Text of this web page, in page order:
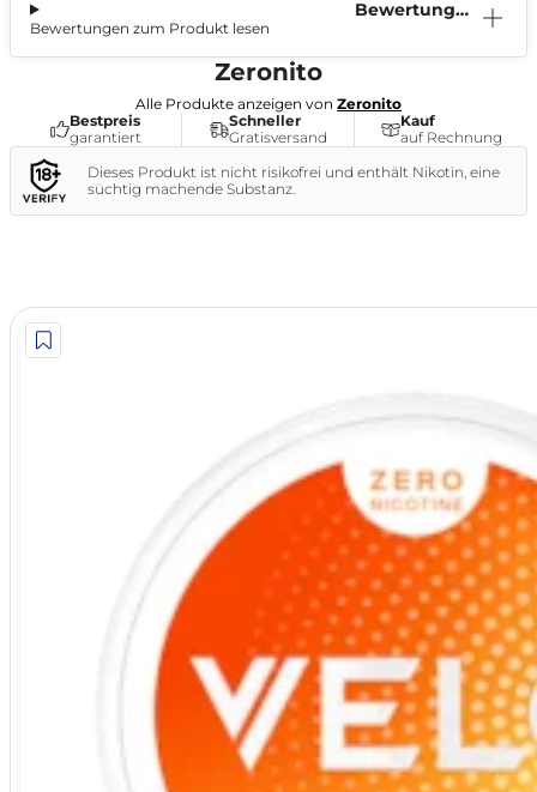
Bewertunge
Bewertungen zum Produkt lesen
Zeronito
Alle Produkte anzeigen von Zeronito
Bestpreis
garantiert
Schneller
Gratisversand
Kauf
auf Rechnung
Dieses Produkt ist nicht risikofrei und enthält Nikotin, eine
süchtig machende Substanz.